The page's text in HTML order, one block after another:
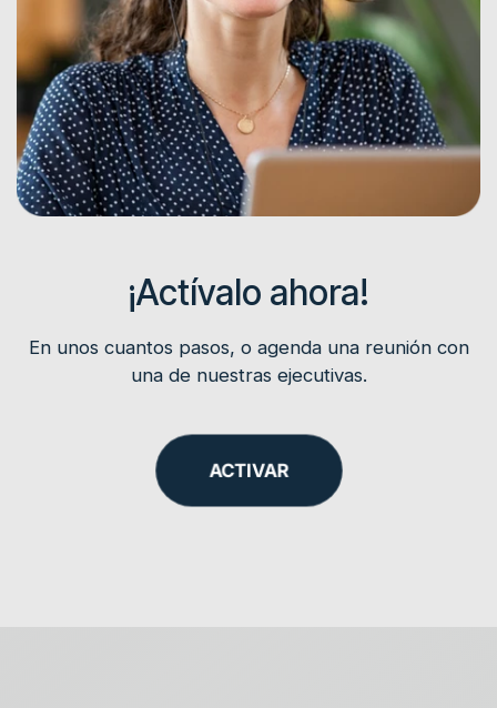
¡Actívalo ahora!
En unos cuantos pasos, o agenda una reunión con
una de nuestras ejecutivas.
ACTIVAR